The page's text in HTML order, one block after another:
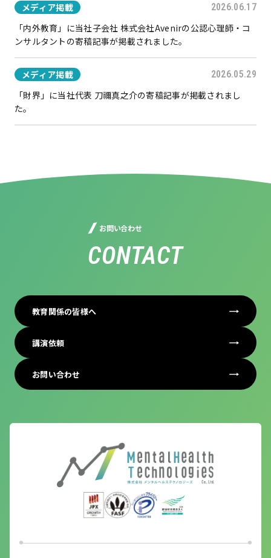
メディア掲載 2026.06.17
「内外教育」に当社子会社 株式会社Avenirの公認心理師・コ
ンサルタントの寄稿記事が掲載されました。
メディア掲載 2026.05.29
「財界」に当社代表 刀禰真之介の寄稿記事が掲載されまし
た。
お問い合わせ
CONTACT
教育関係の皆様へ
講演依頼
お問い合わせ